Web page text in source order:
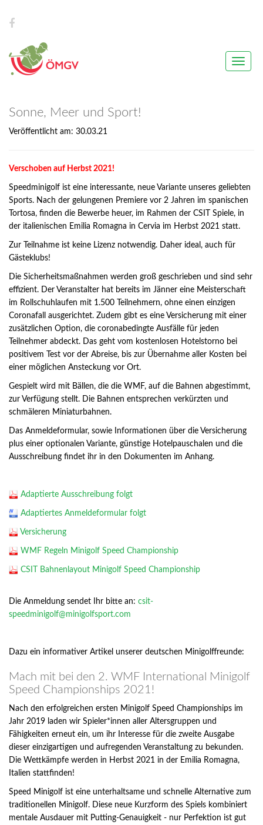
Toggle
Sonne, Meer und Sport!
Veröffentlicht am: 30.03.21
Verschoben auf Herbst 2021!
Speedminigolf ist eine interessante, neue Variante unseres geliebten
Sports. Nach der gelungenen Premiere vor 2 Jahren im spanischen
Tortosa, finden die Bewerbe heuer, im Rahmen der CSIT Spiele, in
der italienischen Emilia Romagna in Cervia im Herbst 2021 statt.
Zur Teilnahme ist keine Lizenz notwendig. Daher ideal, auch für
Gästeklubs!
Die Sicherheitsmaßnahmen werden groß geschrieben und sind sehr
effizient. Der Veranstalter hat bereits im Jänner eine Meisterschaft
im Rollschuhlaufen mit 1.500 Teilnehmern, ohne einen einzigen
Coronafall ausgerichtet. Zudem gibt es eine Versicherung mit einer
zusätzlichen Option, die coronabedingte Ausfälle für jeden
Teilnehmer abdeckt. Das geht vom kostenlosen Hotelstorno bei
positivem Test vor der Abreise, bis zur Übernahme aller Kosten bei
einer möglichen Ansteckung vor Ort.
Gespielt wird mit Bällen, die die WMF, auf die Bahnen abgestimmt,
zur Verfügung stellt. Die Bahnen entsprechen verkürzten und
schmäleren Miniaturbahnen.
Das Anmeldeformular, sowie Informationen über die Versicherung
plus einer optionalen Variante, günstige Hotelpauschalen und die
Ausschreibung findet ihr in den Dokumenten im Anhang.
Adaptierte Ausschreibung folgt
Adaptiertes Anmeldeformular folgt
Versicherung
WMF Regeln Minigolf Speed Championship
CSIT Bahnenlayout Minigolf Speed Championship
Die Anmeldung sendet Ihr bitte an: csit-
speedminigolf@minigolfsport.com
Dazu ein informativer Artikel unserer deutschen Minigolffreunde:
Mach mit bei den 2. WMF International Minigolf
Speed Championships 2021!
Nach den erfolgreichen ersten Minigolf Speed Championships im
Jahr 2019 laden wir Spieler*innen aller Altersgruppen und
Fähigkeiten erneut ein, um ihr Interesse für die zweite Ausgabe
dieser einzigartigen und aufregenden Veranstaltung zu bekunden.
Die Wettkämpfe werden in Herbst 2021 in der Emilia Romagna,
Italien stattfinden!
Speed Minigolf ist eine unterhaltsame und schnelle Alternative zum
traditionellen Minigolf. Diese neue Kurzform des Spiels kombiniert
mentale Ausdauer mit Putting-Genauigkeit - nur Perfektion ist gut